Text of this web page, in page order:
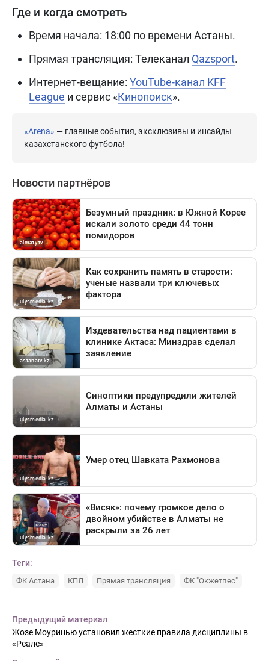
Где и когда смотреть
Время начала: 18:00 по времени Астаны.
Прямая трансляция: Телеканал Qazsport.
Интернет-вещание: YouTube-канал KFF
League и сервис «Кинопоиск».
«Arena» — главные события, эксклюзивы и инсайды
казахстанского футбола!
Теги:
ФК Астана КПЛ Прямая трансляция ФК "Окжетпес"
Предыдущий материал
Жозе Моуринью установил жесткие правила дисциплины в
«Реале»